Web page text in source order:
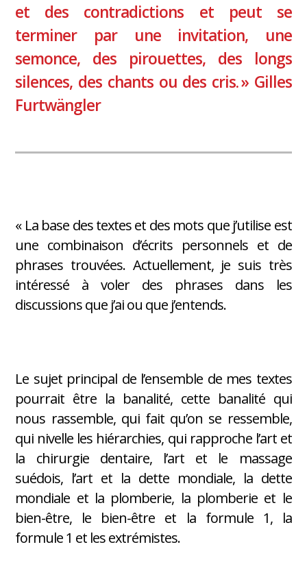
et des contradictions et peut se
terminer par une invitation, une
semonce, des pirouettes, des longs
silences, des chants ou des cris. » Gilles
Furtwängler
« La base des textes et des mots que j’utilise est
une combinaison d’écrits personnels et de
phrases trouvées. Actuellement, je suis très
intéressé à voler des phrases dans les
discussions que j’ai ou que j’entends.
Le sujet principal de l’ensemble de mes textes
pourrait être la banalité, cette banalité qui
nous rassemble, qui fait qu’on se ressemble,
qui nivelle les hiérarchies, qui rapproche l’art et
la chirurgie dentaire, l’art et le massage
suédois, l’art et la dette mondiale, la dette
mondiale et la plomberie, la plomberie et le
bien-être, le bien-être et la formule 1, la
formule 1 et les extrémistes.